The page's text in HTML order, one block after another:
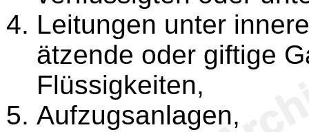
Leitungen unter
ätzende oder giftige
Flüssigkeiten,
Aufzugsanlagen,